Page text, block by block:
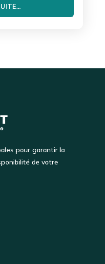
pour garantir la
de votre